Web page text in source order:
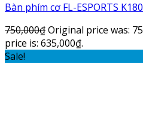
Bàn phím cơ FL-ESPORTS
750,000₫Original price was:
price is: 635,000₫.
Sale!